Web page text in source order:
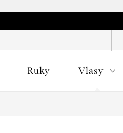
Ruky Vlasy